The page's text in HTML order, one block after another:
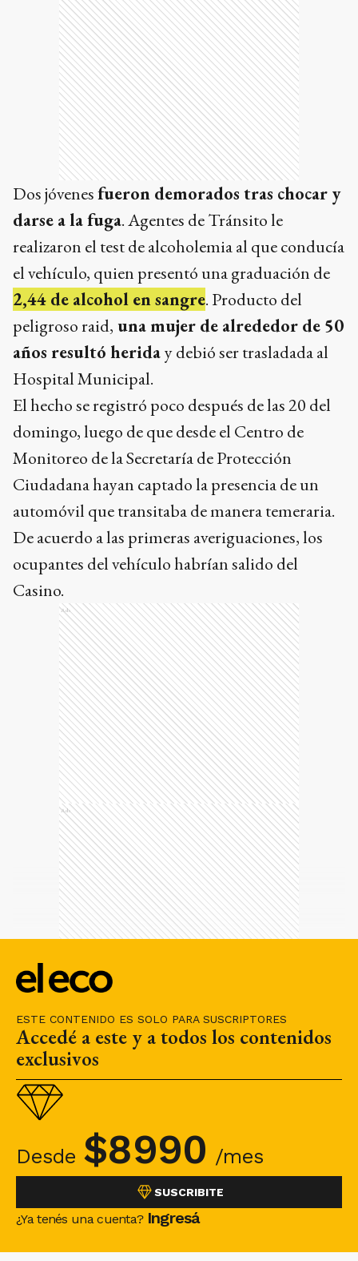
ESTE CONTENIDO ES SOLO PARA SUSCRIPTORES
Accedé a este y a todos los contenidos
exclusivos
Desde $8990 /mes
SUSCRIBITE
¿Ya tenés una cuenta? Ingresá
Dos jóvenesfueron demorados tras chocar y
darse a la fuga. Agentes de Tránsito le
realizaron el test de alcoholemia al que conducía
el vehículo, quien presentó una graduación de
2,44 de alcohol en sangre. Producto del
peligroso raid, una mujer de alrededor de 50
años resultó heriday debió ser trasladada al
Hospital Municipal.
El hecho se registró poco después de las 20 del
domingo, luego de que desde el Centro de
Monitoreo de la Secretaría de Protección
Ciudadana hayan captado la presencia de un
automóvil que transitaba de manera temeraria.
De acuerdo a las primeras averiguaciones, los
ocupantes del vehículo habrían salido del
Casino.
Ads
Ads